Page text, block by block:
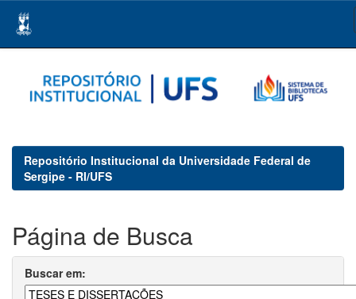
navigation
Repositório Institucional da Universidade Federal de
Sergipe - RI/UFS
Página de Busca
Buscar em: